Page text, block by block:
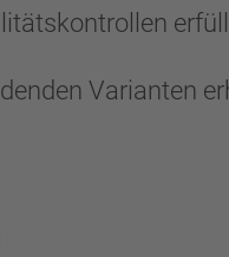
Varianten